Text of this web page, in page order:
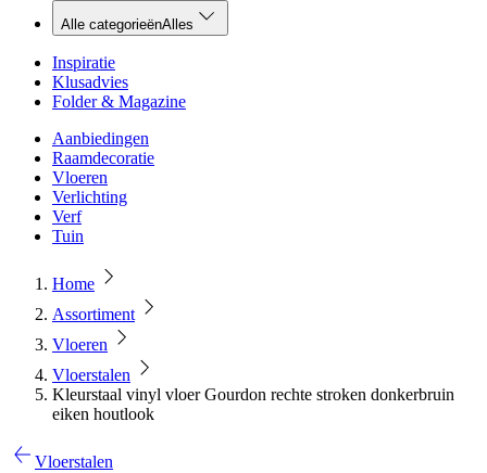
Alle categorieënAlles
Inspiratie
Klusadvies
Folder & Magazine
Aanbiedingen
Raamdecoratie
Vloeren
Verlichting
Verf
Tuin
Home
Assortiment
Vloeren
Vloerstalen
Kleurstaal vinyl vloer Gourdon rechte stroken donkerbruin
eiken houtlook
Vloerstalen